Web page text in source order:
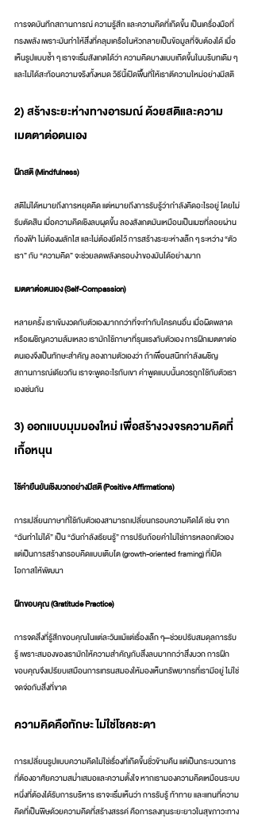
การจดบันทึกสถานการณ์ ความรู้สึก และความคิดที่เกิดขึ้น เป็นเครื่องมือที่
ทรงพลัง เพราะมันทำให้สิ่งที่คลุมเครือในหัวกลายเป็นข้อมูลที่จับต้องได้ เมื่อ
เห็นรูปแบบซ้ำ ๆ เราจะเริ่มสังเกตได้ว่า ความคิดบางแบบเกิดขึ้นในบริบทเดิม ๆ
และไม่ได้สะท้อนความจริงทั้งหมด วิธีนี้เปิดพื้นที่ให้เราตีความใหม่อย่างมีสติ
2) สร้างระยะห่างทางอารมณ์ ด้วยสติและความ
เมตตาต่อตนเอง
ฝึกสติ (Mindfulness)
สติไม่ได้หมายถึงการหยุดคิด แต่หมายถึงการรับรู้ว่ากำลังคิดอะไรอยู่ โดยไม่
รีบตัดสิน เมื่อความคิดเชิงลบผุดขึ้น ลองสังเกตมันเหมือนเป็นเมฆที่ลอยผ่าน
ท้องฟ้า ไม่ต้องผลักไส และไม่ต้องยึดไว้ การสร้างระยะห่างเล็ก ๆ ระหว่าง “ตัว
เรา” กับ “ความคิด” จะช่วยลดพลังครอบงำของมันได้อย่างมาก
เมตตาต่อตนเอง (Self-Compassion)
หลายครั้ง เราเข้มงวดกับตัวเองมากกว่าที่จะทำกับใครคนอื่น เมื่อผิดพลาด
หรือเผชิญความล้มเหลว เรามักใช้ภาษาที่รุนแรงกับตัวเอง การฝึกเมตตาต่อ
ตนเองจึงเป็นทักษะสำคัญ ลองถามตัวเองว่า ถ้าเพื่อนสนิทกำลังเผชิญ
สถานการณ์เดียวกัน เราจะพูดอะไรกับเขา คำพูดแบบนั้นควรถูกใช้กับตัวเรา
เองเช่นกัน
3) ออกแบบมุมมองใหม่ เพื่อสร้างวงจรความคิดที่
เกื้อหนุน
ใช้คำยืนยันเชิงบวกอย่างมีสติ (Positive Affirmations)
การเปลี่ยนภาษาที่ใช้กับตัวเองสามารถเปลี่ยนกรอบความคิดได้ เช่น จาก
“ฉันทำไม่ได้” เป็น “ฉันกำลังเรียนรู้” การปรับถ้อยคำไม่ใช่การหลอกตัวเอง
แต่เป็นการสร้างกรอบคิดแบบเติบโต (growth-oriented framing) ที่เปิด
โอกาสให้พัฒนา
ฝึกขอบคุณ (Gratitude Practice)
การจดสิ่งที่รู้สึกขอบคุณในแต่ละวันแม้แต่เรื่องเล็ก ๆ—ช่วยปรับสมดุลการรับ
รู้ เพราะสมองของเรามักให้ความสำคัญกับสิ่งลบมากกว่าสิ่งบวก การฝึก
ขอบคุณจึงเปรียบเสมือนการเทรนสมองให้มองเห็นทรัพยากรที่เรามีอยู่ ไม่ใช่
จดจ่อกับสิ่งที่ขาด
ความคิดคือทักษะ ไม่ใช่โชคชะตา
การเปลี่ยนรูปแบบความคิดไม่ใช่เรื่องที่เกิดขึ้นชั่วข้ามคืน แต่เป็นกระบวนการ
ที่ต้องอาศัยความสม่ำเสมอและความตั้งใจ หากเรามองความคิดเหมือนระบบ
หนึ่งที่ต้องได้รับการบริหาร เราจะเริ่มเห็นว่า การรับรู้ ท้าทาย และแทนที่ความ
คิดที่เป็นพิษด้วยความคิดที่สร้างสรรค์ คือการลงทุนระยะยาวในสุขภาวะทาง